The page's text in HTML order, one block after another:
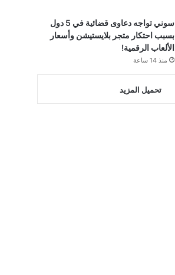
سوني تواجه دعاوى قضائية في 5 دول
بسبب احتكار متجر بلايستيشن وأسعار
الألعاب الرقمية!
منذ 14 ساعة
تحميل المزيد